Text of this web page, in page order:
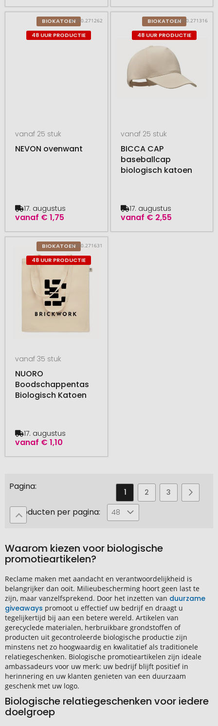
BIOKATOEN
48 UUR PRODUCTIE
# 350.271262
vanaf 25 stuk
NEVON ovenwant
vanaf € 1,75
17. augustus
BIOKATOEN
48 UUR PRODUCTIE
# 350.271316
vanaf 25 stuk
BICCA CAP
baseballcap
biologisch katoen
vanaf € 2,55
17. augustus
BIOKATOEN
48 UUR PRODUCTIE
# 350.271631
vanaf 35 stuk
NUORO
Boodschappentas
Biologisch Katoen
vanaf € 1,10
17. augustus
Pagina
U
leest
momenteel
1 Pagina
2 Pagina
3 Pagina
4
Producten per pagina: 48
Waarom kiezen voor biologische
promotieartikelen?
Reclame maken met aandacht en verantwoordelijkheid is
belangrijker dan ooit. Milieubescherming hoort geen last te
zijn, maar vanzelfsprekend. Door het inzetten van duurzame
giveaways promoot u effectief uw bedrijf en draagt u
tegelijkertijd bij aan een betere wereld. Artikelen van
gerecyclede materialen, herbruikbare grondstoffen of
producten uit gecontroleerde biologische productie zijn
minstens net zo hoogwaardig en kwalitatief als traditionele
relatiegeschenken. Biologische promotieartikelen zijn ideale
ambassadeurs voor uw merk: uw bedrijf blijft positief in
herinnering en uw klanten genieten van een duurzaam
geschenk met uw logo.
Biologische relatiegeschenken voor iedere
doelgroep